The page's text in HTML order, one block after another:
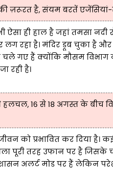
ज़रूरत है, संयम बरतें एजेंसियां-
ही हाल है जहां तमसा नदी
रहा है। मंदिर डूब चुका है
चले गए हैं क्योंकि मौसम विभाग
रही है।
हलचल, 16 से 18 अगस्त के बीच
को प्रभावित कर दिया है।
पूरी तरह उफान पर है
अलर्ट मोड पर हैं लेकिन